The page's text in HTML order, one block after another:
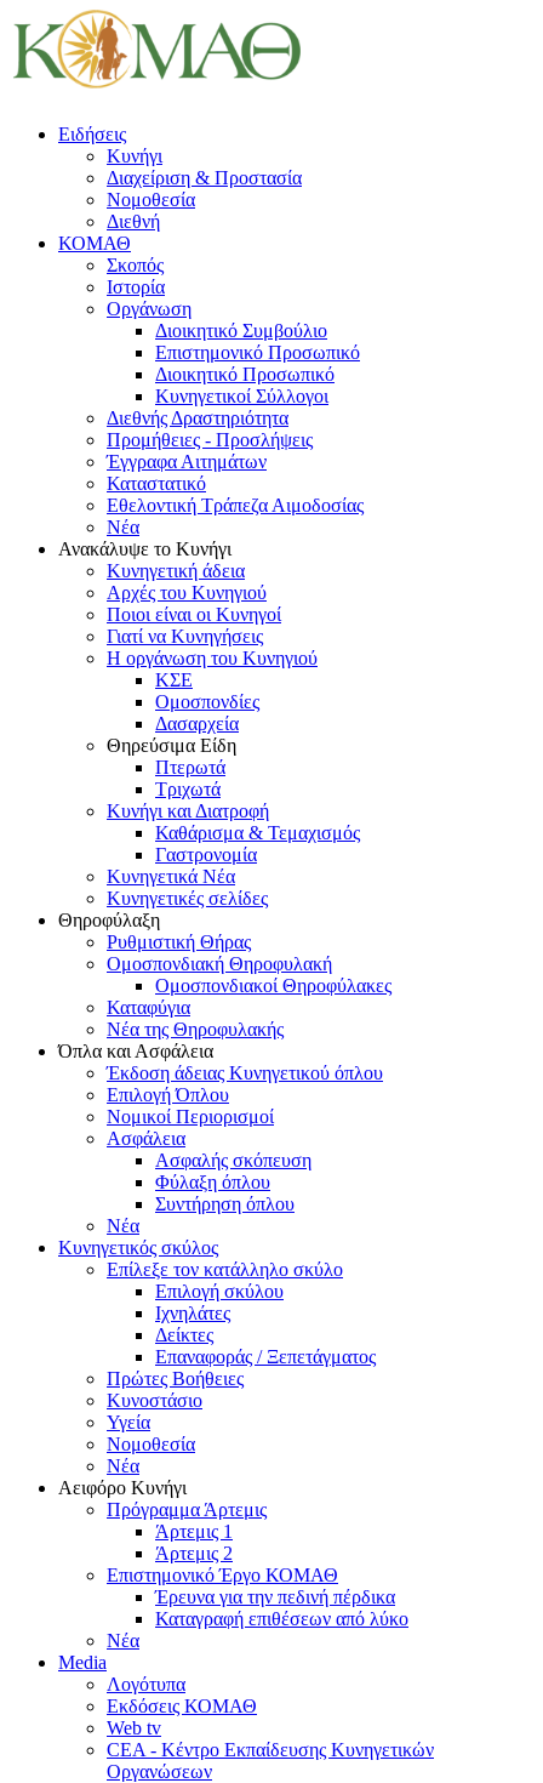
Ειδήσεις
Κυνήγι
Διαχείριση & Προστασία
Νομοθεσία
Διεθνή
ΚΟΜΑΘ
Σκοπός
Ιστορία
Οργάνωση
Διοικητικό Συμβούλιο
Επιστημονικό Προσωπικό
Διοικητικό Προσωπικό
Κυνηγετικοί Σύλλογοι
Διεθνής Δραστηριότητα
Προμήθειες - Προσλήψεις
Έγγραφα Αιτημάτων
Καταστατικό
Εθελοντική Τράπεζα Αιμοδοσίας
Νέα
Ανακάλυψε το Κυνήγι
Κυνηγετική άδεια
Αρχές του Κυνηγιού
Ποιοι είναι οι Κυνηγοί
Γιατί να Κυνηγήσεις
Η οργάνωση του Κυνηγιού
ΚΣΕ
Ομοσπονδίες
Δασαρχεία
Θηρεύσιμα Είδη
Πτερωτά
Τριχωτά
Κυνήγι και Διατροφή
Καθάρισμα & Τεμαχισμός
Γαστρονομία
Κυνηγετικά Νέα
Κυνηγετικές σελίδες
Θηροφύλαξη
Ρυθμιστική Θήρας
Ομοσπονδιακή Θηροφυλακή
Oμοσπονδιακοί Θηροφύλακες
Καταφύγια
Νέα της Θηροφυλακής
Όπλα και Ασφάλεια
Έκδοση άδειας Κυνηγετικού όπλου
Επιλογή Όπλου
Νομικοί Περιορισμοί
Ασφάλεια
Ασφαλής σκόπευση
Φύλαξη όπλου
Συντήρηση όπλου
Νέα
Κυνηγετικός σκύλος
Επίλεξε τον κατάλληλο σκύλο
Επιλογή σκύλου
Ιχνηλάτες
Δείκτες
Επαναφοράς / Ξεπετάγματος
Πρώτες Βοήθειες
Κυνοστάσιο
Υγεία
Νομοθεσία
Νέα
Αειφόρο Κυνήγι
Πρόγραμμα Άρτεμις
Άρτεμις 1
Άρτεμις 2
Επιστημονικό Έργο ΚΟΜΑΘ
Έρευνα για την πεδινή πέρδικα
Καταγραφή επιθέσεων από λύκο
Νέα
Media
Λογότυπα
Εκδόσεις ΚΟΜΑΘ
Web tv
CEA - Κέντρο Εκπαίδευσης Κυνηγετικών
Οργανώσεων